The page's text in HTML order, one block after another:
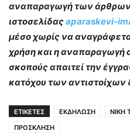
αναπαραγωγή των
ιστοσελίδας aparaskevi-
μέσο χωρίς να
χρήση και η αναπαραγωγή
σκοπούς απαιτεί την
κατόχου των
ΕΤΙΚΕΤΕΣ ΕΚΔΗΛΩΣΗ
ΝΙΚΗ
ΠΡΟΣΚΛΗΣΗ